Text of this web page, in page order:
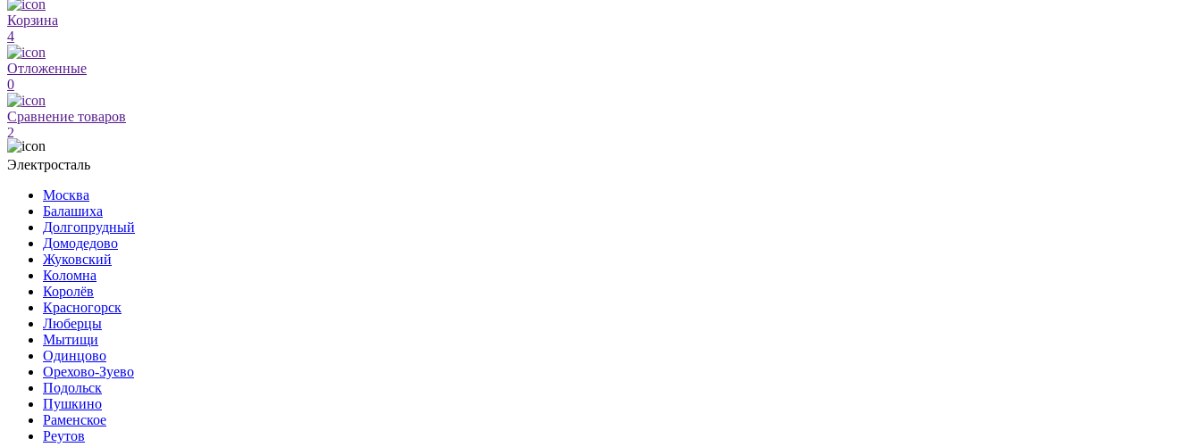
Корзина
4
Отложенные
0
Сравнение товаров
2
Электросталь
Москва
Балашиха
Долгопрудный
Домодедово
Жуковский
Коломна
Королёв
Красногорск
Люберцы
Мытищи
Одинцово
Орехово-Зуево
Подольск
Пушкино
Раменское
Реутов